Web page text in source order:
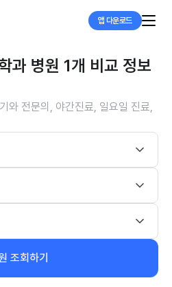
앱 다운로드
과 병원 1개 비교 정보
와 전문의, 야간진료, 일요일 진료,
조회하기